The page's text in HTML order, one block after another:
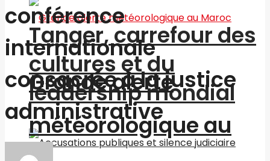
Tanger, carrefour des
cultures et du
leadership mondial
Grande alerte
météorologique au
conférence
internationale
consacrée à la justice
administrative